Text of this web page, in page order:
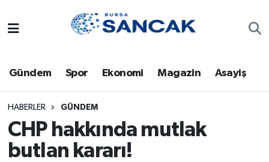
Gündem Spor Ekonomi Magazin Asayiş
HABERLER GÜNDEM
CHP hakkında mutlak
butlan kararı!
Bursa
Dünya
Eğitim
Trafik Durumu
Süper Lig Puan Durumu ve Fikstür
Tüm Manşetler